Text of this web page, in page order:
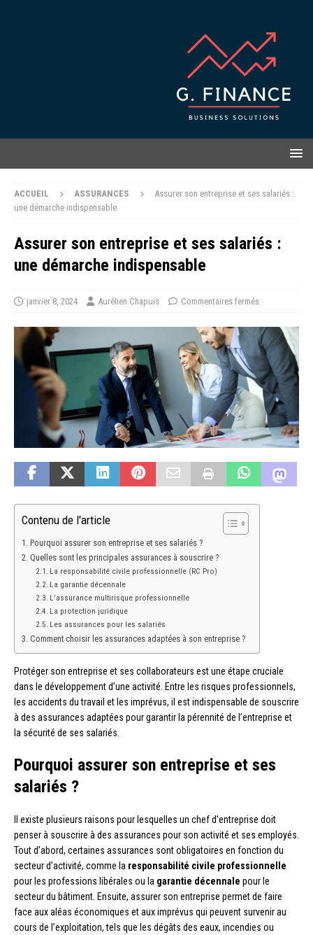
ACCUEIL ASSURANCES
Assurer son entreprise et ses salariés :
une démarche indispensable
Assurer son entreprise et ses salariés :
une démarche indispensable
janvier 8, 2024 Aurélien Chapuis Commentaires fermés
Contenu de l'article
Pourquoi assurer son entreprise et ses salariés ?
Quelles sont les principales assurances à souscrire ?
La responsabilité civile professionnelle (RC Pro)
La garantie décennale
L’assurance multirisque professionnelle
La protection juridique
Les assurances pour les salariés
Comment choisir les assurances adaptées à son entreprise ?
Protéger son entreprise et ses collaborateurs est une étape cruciale
dans le développement d’une activité. Entre les risques professionnels,
les accidents du travail et les imprévus, il est indispensable de souscrire
à des assurances adaptées pour garantir la pérennité de l’entreprise et
la sécurité de ses salariés.
Pourquoi assurer son entreprise et ses
salariés ?
Il existe plusieurs raisons pour lesquelles un chef d’entreprise doit
penser à souscrire à des assurances pour son activité et ses employés.
Tout d’abord, certaines assurances sont obligatoires en fonction du
secteur d’activité, comme la responsabilité civile professionnelle
pour les professions libérales ou la garantie décennale pour le
secteur du bâtiment. Ensuite, assurer son entreprise permet de faire
face aux aléas économiques et aux imprévus qui peuvent survenir au
cours de l’exploitation, tels que les dégâts des eaux, incendies ou